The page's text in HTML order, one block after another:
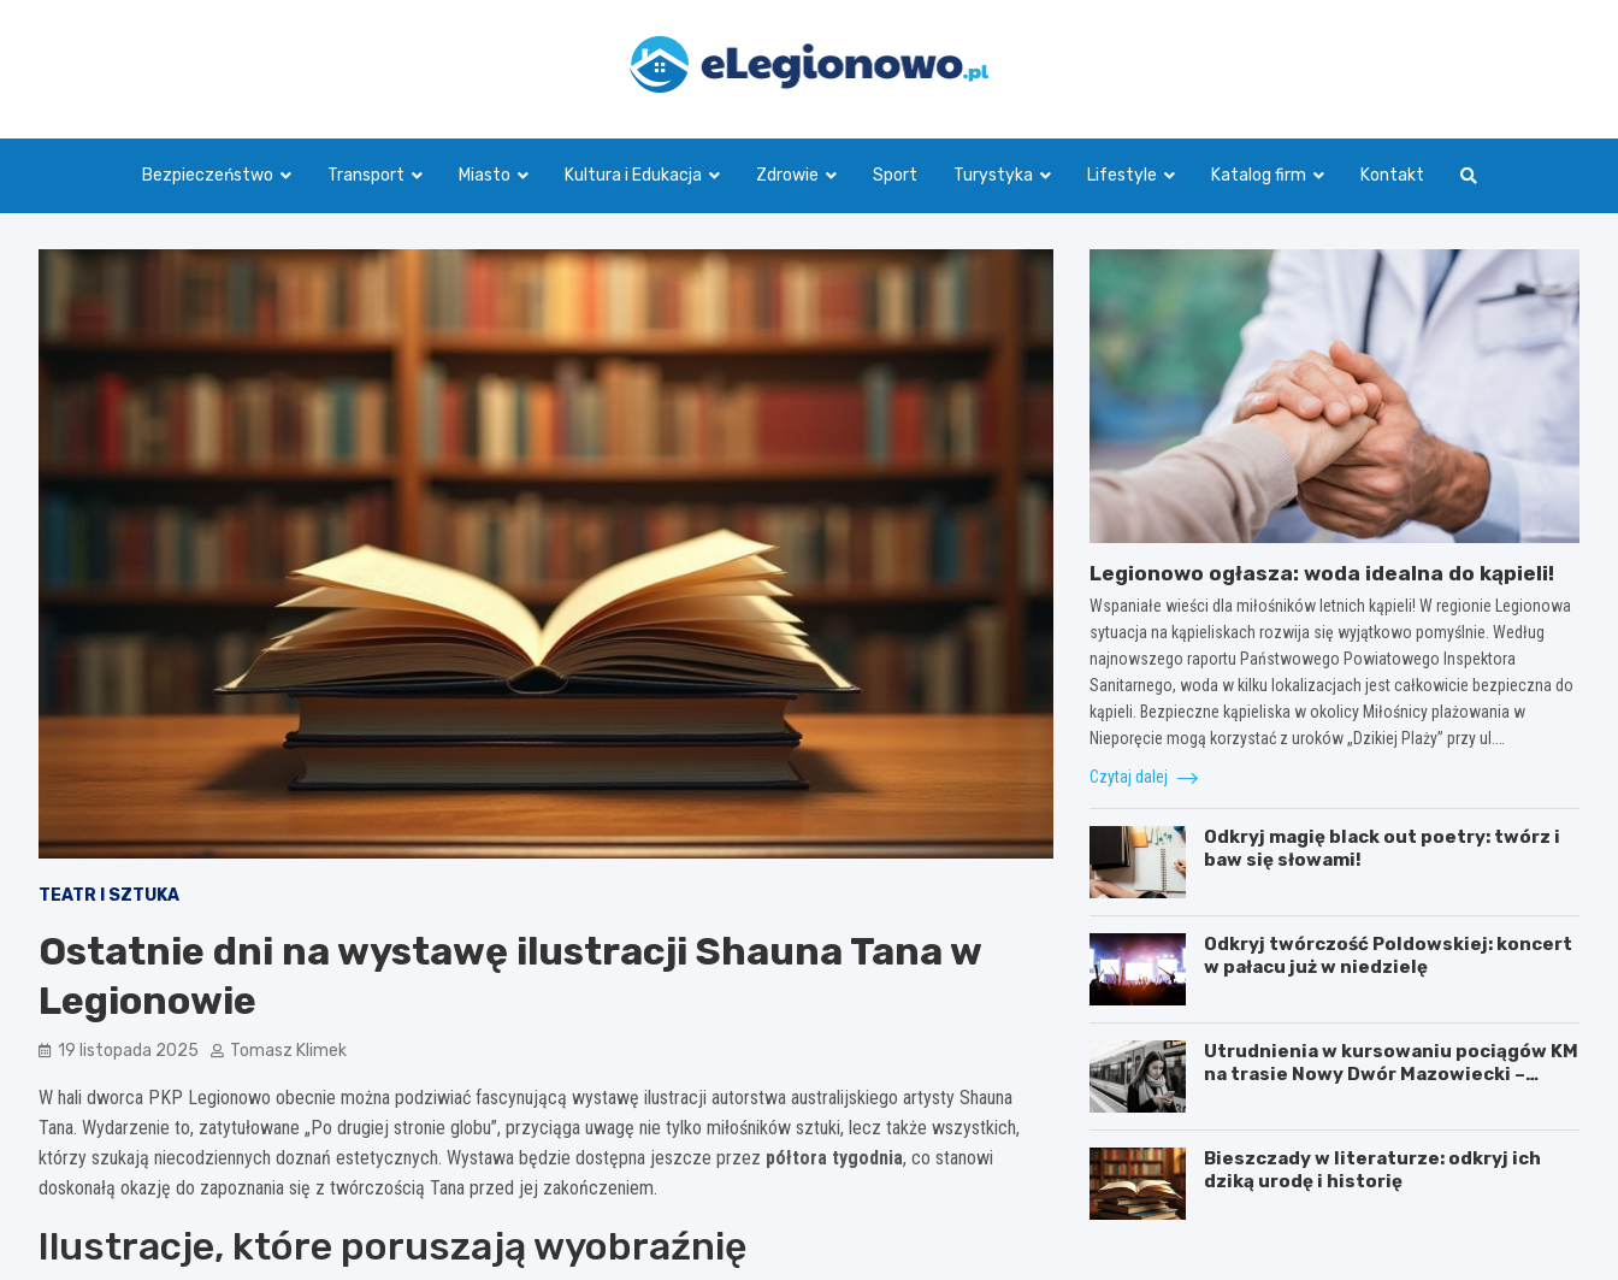
eLegionowo.pl
Bezpieczeństwo Transport Miasto Kultura i Edukacja Zdrowie Sport Turystyka Lifestyle Katalog firm Kontakt
TEATR I SZTUKA
Ostatnie dni na wystawę ilustracji Shauna Tana w
Legionowie
19 listopada 2025 Tomasz Klimek
W hali dworca PKP Legionowo obecnie można podziwiać fascynującą wystawę ilustracji autorstwa australijskiego artysty Shauna
Tana. Wydarzenie to, zatytułowane „Po drugiej stronie globu”, przyciąga uwagę nie tylko miłośników sztuki, lecz także wszystkich,
którzy szukają niecodziennych doznań estetycznych. Wystawa będzie dostępna jeszcze przez półtora tygodnia, co stanowi
doskonałą okazję do zapoznania się z twórczością Tana przed jej zakończeniem.
Ilustracje, które poruszają wyobraźnię
Legionowo ogłasza: woda idealna do kąpieli!
Wspaniałe wieści dla miłośników letnich kąpieli! W regionie Legionowa
sytuacja na kąpieliskach rozwija się wyjątkowo pomyślnie. Według
najnowszego raportu Państwowego Powiatowego Inspektora
Sanitarnego, woda w kilku lokalizacjach jest całkowicie bezpieczna do
kąpieli. Bezpieczne kąpieliska w okolicy Miłośnicy plażowania w
Nieporęcie mogą korzystać z uroków „Dzikiej Plaży” przy ul.…
Czytaj dalej
Odkryj magię black out poetry: twórz i
baw się słowami!
Odkryj twórczość Poldowskiej: koncert
w pałacu już w niedzielę
Utrudnienia w kursowaniu pociągów KM
na trasie Nowy Dwór Mazowiecki –
Bieszczady w literaturze: odkryj ich
dziką urodę i historię